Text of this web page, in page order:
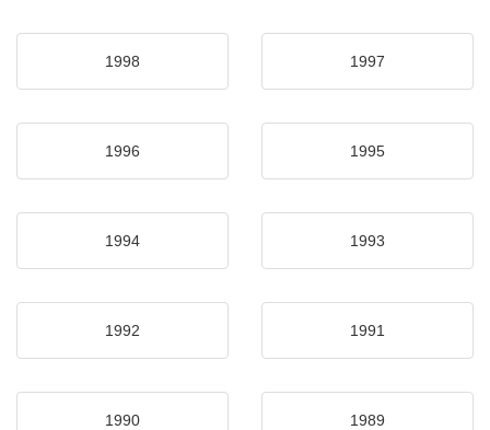
1998 1997
1996 1995
1994 1993
1992 1991
1990 1989